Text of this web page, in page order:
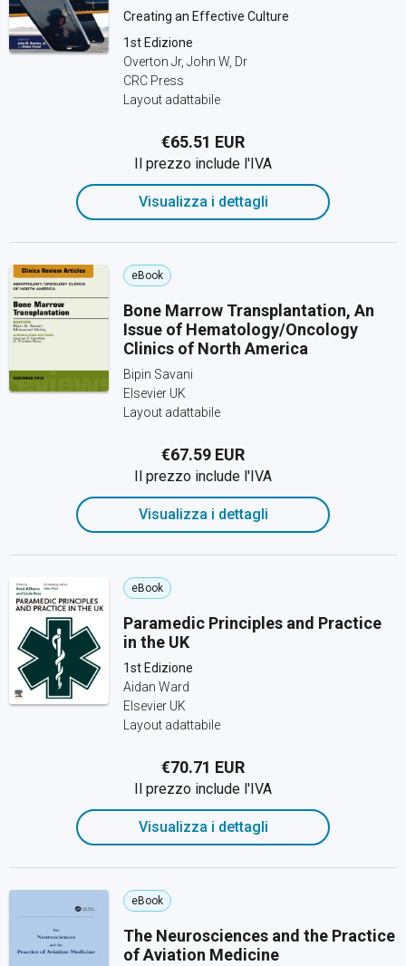
Creating an Effective Culture
1st Edizione
Overton Jr, John W, Dr
CRC Press
Layout adattabile
€65.51 EUR
Il prezzo include l'IVA
Visualizza i dettagli
eBook
Bone Marrow Transplantation, An
Issue of Hematology/Oncology
Clinics of North America
Bipin Savani
Elsevier UK
Layout adattabile
€67.59 EUR
Il prezzo include l'IVA
Visualizza i dettagli
eBook
Paramedic Principles and Practice
in the UK
1st Edizione
Aidan Ward
Elsevier UK
Layout adattabile
€70.71 EUR
Il prezzo include l'IVA
Visualizza i dettagli
eBook
The Neurosciences and the Practice
of Aviation Medicine